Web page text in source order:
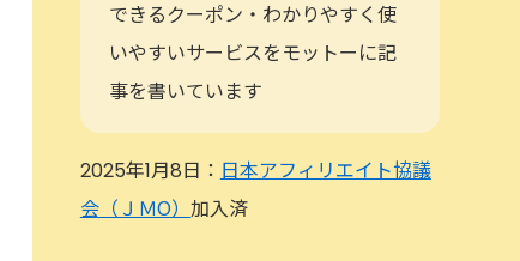
できるクーポン・わかりやすく使
いやすいサービスをモットーに記
事を書いています
2025年1月8日： 日本アフィリエイト協議
会（ＪＭО） 加入済